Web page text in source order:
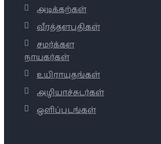
அடிக்கற்கள்
வீரத்தளபதிகள்
சமர்க்கள
நாயகர்கள்
உயிராயுதங்கள்
அழியாச்சுடர்கள்
ஒளிப்படங்கள்